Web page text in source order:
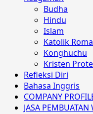
Budha
Hindu
Islam
Katolik Roma
Konghuchu
Kristen
Refleksi Diri
Bahasa Inggris
COMPANY
JASA PEMBUATAN